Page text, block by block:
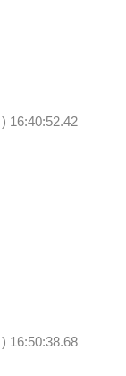
16:40:52.42
16:50:38.68